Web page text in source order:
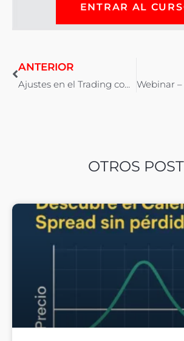
ENTRAR AL
ANTERIOR
Ajustes en el Trading con Opciones
OTROS POST